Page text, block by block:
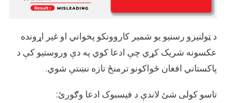
نښتو
اړه
او
عکسونه
د ټولنیزو رسنیو یو شمیر کاروونکو پخواني او غیر اړونده
عکسونه شریک کړي چې ادعا کوي په دې وروستیو کې د
پاکستاني افغان ځواکونو ترمنځ تازه نښتې شوي.
تاسو کولی شئ لاندې د فیسبوک ادعا وګورئ: